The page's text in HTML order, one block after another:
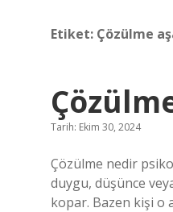
Etiket: Çözülme
Tarih: Ekim 30, 2024
Çözülme nedir
duygu, düşünce
kopar. Bazen kişi o